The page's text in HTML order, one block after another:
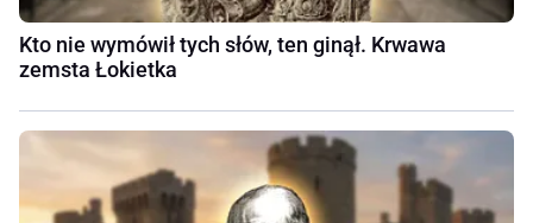
Kto nie wymówił tych słów, ten ginął. Krwawa
zemsta Łokietka